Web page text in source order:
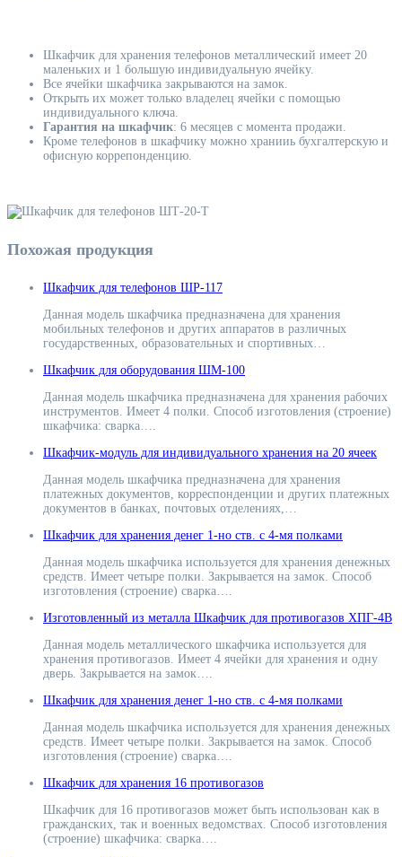
Шкафчик для хранения телефонов металлический имеет 20
маленьких и 1 большую индивидуальную ячейку.
Все ячейки шкафчика закрываются на замок.
Открыть их может только владелец ячейки с помощью
индивидуального ключа.
Гарантия на шкафчик: 6 месяцев с момента продажи.
Кроме телефонов в шкафчику можно хранииь бухгалтерскую и
офисную коррепонденцию.
Похожая продукция
Шкафчик для телефонов ШР-117
Данная модель шкафчика предназначена для хранения
мобильных телефонов и других аппаратов в различных
государственных, образовательных и спортивных…
Шкафчик для оборудования ШМ-100
Данная модель шкафчика предназначена для хранения рабочих
инструментов. Имеет 4 полки. Способ изготовления (строение)
шкафчика: сварка….
Шкафчик-модуль для индивидуального хранения на 20 ячеек
Данная модель шкафчика предназначена для хранения
платежных документов, корреспонденции и других платежных
документов в банках, почтовых отделениях,…
Шкафчик для хранения денег 1-но ств. с 4-мя полками
Данная модель шкафчика используется для хранения денежных
средств. Имеет четыре полки. Закрывается на замок. Способ
изготовления (строение) сварка….
Изготовленный из металла Шкафчик для противогазов ХПГ-4В
Данная модель металлического шкафчика используется для
хранения противогазов. Имеет 4 ячейки для хранения и одну
дверь. Закрывается на замок….
Шкафчик для хранения денег 1-но ств. с 4-мя полками
Данная модель шкафчика используется для хранения денежных
средств. Имеет четыре полки. Закрывается на замок. Способ
изготовления (строение) сварка….
Шкафчик для хранения 16 противогазов
Шкафчик для 16 противогазов может быть использован как в
гражданских, так и военных ведомствах. Способ изготовления
(строение) шкафчика: сварка….